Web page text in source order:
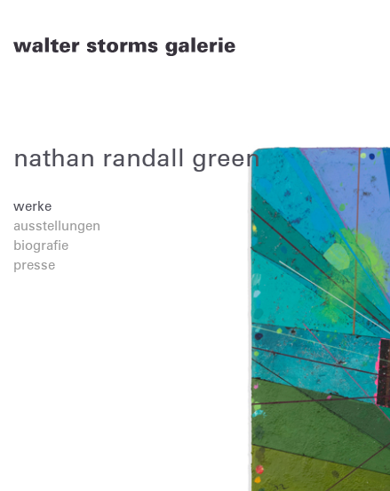
content
nathan randall green
werke
ausstellungen
biografie
presse